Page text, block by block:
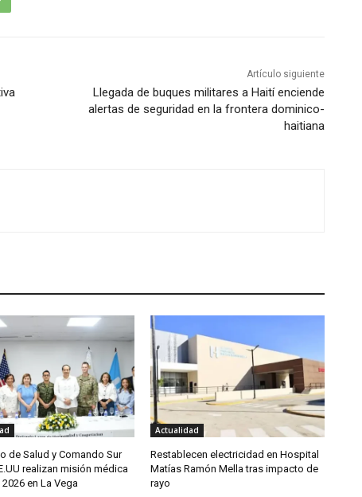
Artículo siguiente
Llegada de buques militares a Haití enciende
alertas de seguridad en la frontera dominico-
haitiana
de Salud y Comando Sur
realizan misión médica
en La Vega
Actualidad
Restablecen electricidad en Hospital
Matías Ramón Mella tras impacto de
rayo